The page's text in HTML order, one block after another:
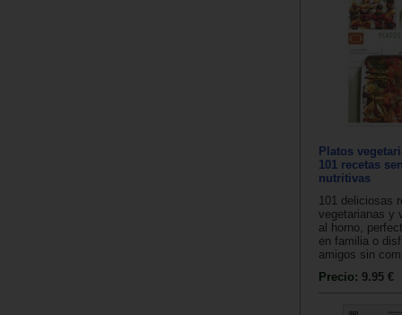
Platos
101 recetas
nutritivas
101 deliciosas
vegetarianas y
al horno,
en familia o
amigos sin
Precio: 9.95 €